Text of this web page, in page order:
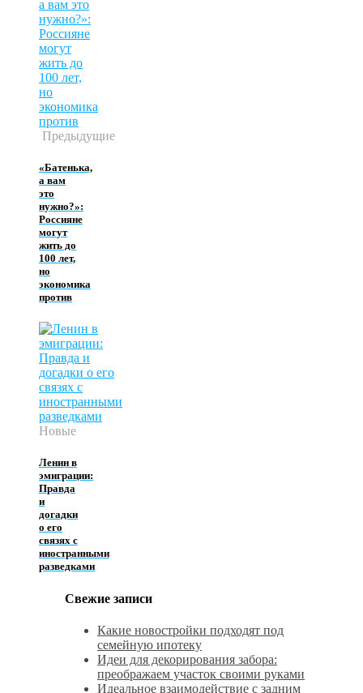
Предыдущие
«Батенька,
а вам
это
нужно?»:
Россияне
могут
жить до
100 лет,
но
экономика
против
Новые
Ленин в
эмиграции:
Правда
и
догадки
о его
связях с
иностранными
разведками
Свежие записи
Какие новостройки подходят под
семейную ипотеку
Идеи для декорирования забора:
преображаем участок своими руками
Идеальное взаимодействие с задним